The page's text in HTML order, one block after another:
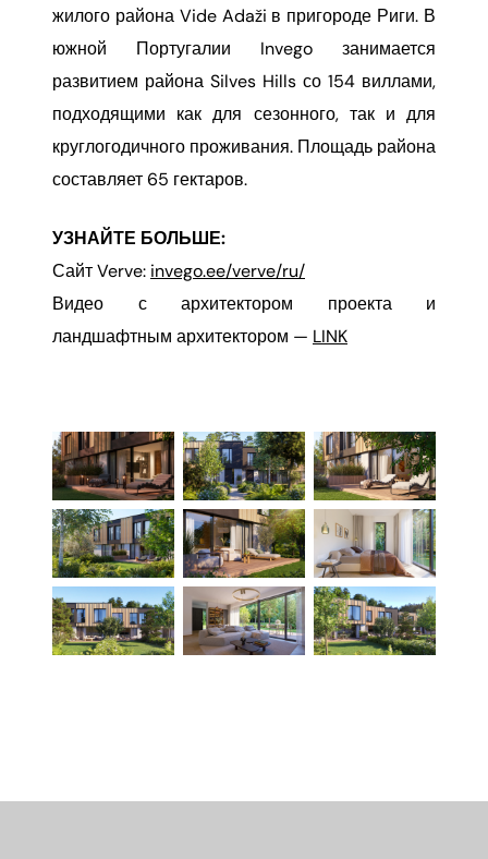
жилого района Vide Adaži в пригороде Риги. В
южной Португалии Invego занимается
развитием района Silves Hills со 154 виллами,
подходящими как для сезонного, так и для
круглогодичного проживания. Площадь района
составляет 65 гектаров.
УЗНАЙТЕ БОЛЬШЕ:
Сайт Verve: invego.ee/verve/ru/
Видео с архитектором проекта и
ландшафтным архитектором — LINK